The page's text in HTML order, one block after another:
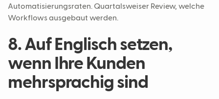
Automatisierungsraten. Quartalsweiser Review, welche
Workflows ausgebaut werden.
8. Auf Englisch setzen,
wenn Ihre Kunden
mehrsprachig sind